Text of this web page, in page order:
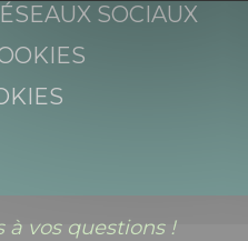
SOCIAUX
à vos questions !